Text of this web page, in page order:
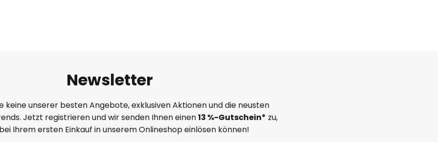
Newsletter
keine unserer besten Angebote, exklusiven Aktionen und die neusten
Jetzt registrieren und wir senden Ihnen einen13 %-Gutschein* zu,
Ihrem ersten Einkauf in unserem Onlineshop einlösen können!